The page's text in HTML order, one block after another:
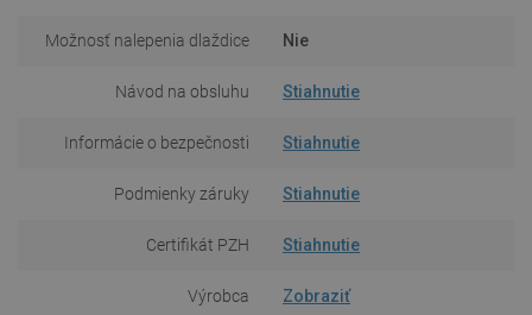
Možnosť nalepenia dlaždice Nie
Návod na obsluhu Stiahnutie
Informácie o bezpečnosti Stiahnutie
Podmienky záruky Stiahnutie
Certifikát PZH Stiahnutie
Výrobca Zobraziť